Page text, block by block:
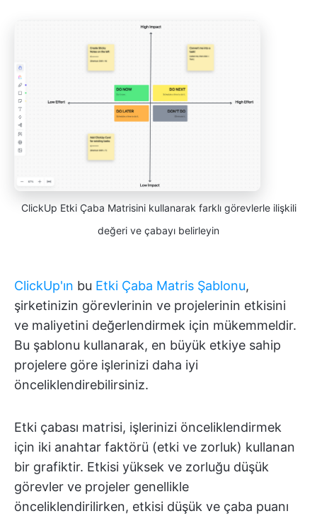
ClickUp Etki Çaba Matrisini kullanarak farklı görevlerle ilişkili
değeri ve çabayı belirleyin
ClickUp'ın bu Etki Çaba Matris Şablonu,
şirketinizin görevlerinin ve projelerinin etkisini
ve maliyetini değerlendirmek için mükemmeldir.
Bu şablonu kullanarak, en büyük etkiye sahip
projelere göre işlerinizi daha iyi
önceliklendirebilirsiniz.
Etki çabası matrisi, işlerinizi önceliklendirmek
için iki anahtar faktörü (etki ve zorluk) kullanan
bir grafiktir. Etkisi yüksek ve zorluğu düşük
görevler ve projeler genellikle
önceliklendirilirken, etkisi düşük ve çaba puanı